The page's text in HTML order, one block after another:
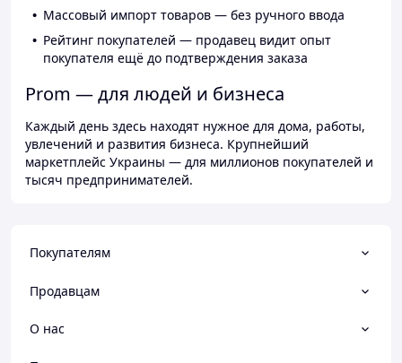
Массовый импорт товаров — без ручного ввода
Рейтинг покупателей — продавец видит опыт
покупателя ещё до подтверждения заказа
Prom — для людей и бизнеса
Каждый день здесь находят нужное для дома, работы,
увлечений и развития бизнеса. Крупнейший
маркетплейс Украины — для миллионов покупателей и
тысяч предпринимателей.
Покупателям
Продавцам
О нас